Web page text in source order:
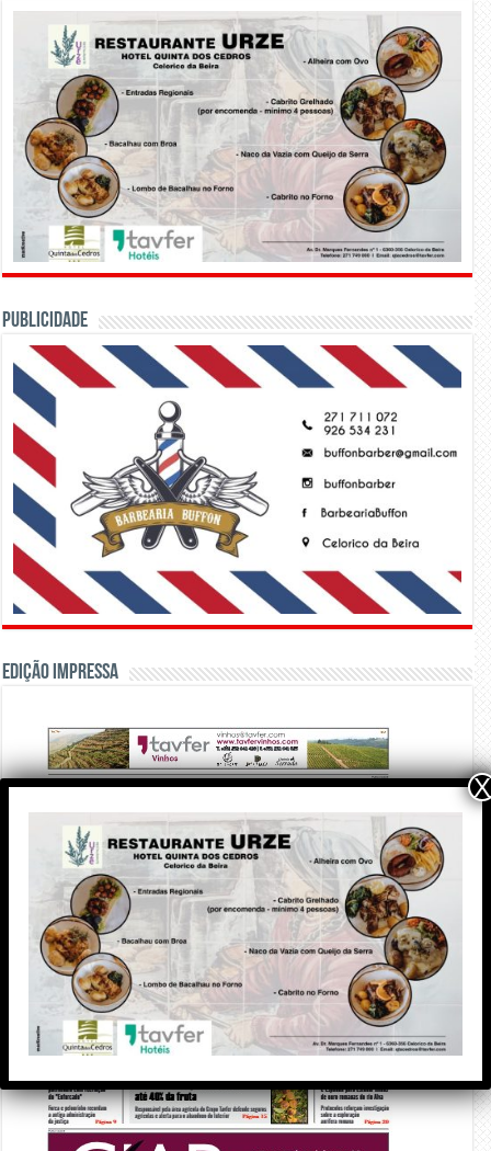
PUBLICIDADE
Edição Impressa
X